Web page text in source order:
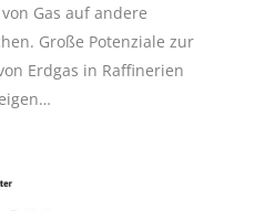
Gas auf andere
Große Potenziale zur
Erdgas in Raffinerien